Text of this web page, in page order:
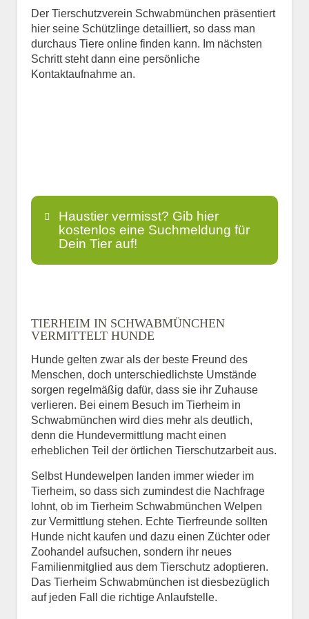
Der Tierschutzverein Schwabmünchen präsentiert
hier seine Schützlinge detailliert, so dass man
durchaus Tiere online finden kann. Im nächsten
Schritt steht dann eine persönliche
Kontaktaufnahme an.
Haustier vermisst? Gib hier
kostenlos eine Suchmeldung für
Dein Tier auf!
E-Mail*
Informationen über das
Tier.
Art des Tiers*
TIERHEIM IN SCHWABMÜNCHEN
VERMITTELT HUNDE
Hunde gelten zwar als der beste Freund des
Menschen, doch unterschiedlichste Umstände
sorgen regelmäßig dafür, dass sie ihr Zuhause
verlieren. Bei einem Besuch im Tierheim in
Schwabmünchen wird dies mehr als deutlich,
denn die Hundevermittlung macht einen
erheblichen Teil der örtlichen Tierschutzarbeit aus.
Selbst Hundewelpen landen immer wieder im
Tierheim, so dass sich zumindest die Nachfrage
lohnt, ob im Tierheim Schwabmünchen Welpen
zur Vermittlung stehen. Echte Tierfreunde sollten
Hunde nicht kaufen und dazu einen Züchter oder
Zoohandel aufsuchen, sondern ihr neues
Familienmitglied aus dem Tierschutz adoptieren.
Das Tierheim Schwabmünchen ist diesbezüglich
auf jeden Fall die richtige Anlaufstelle.